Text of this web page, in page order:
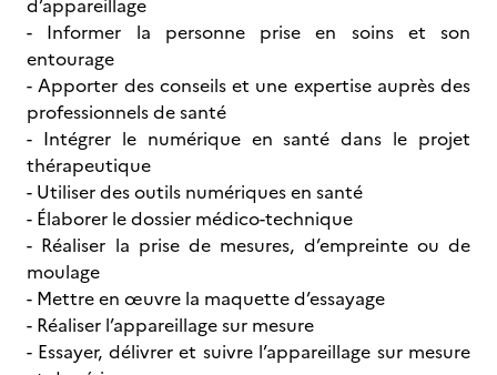
d’appareillage
- Informer la personne prise en soins et son
entourage
- Apporter des conseils et une expertise auprès des
professionnels de santé
- Intégrer le numérique en santé dans le projet
thérapeutique
- Utiliser des outils numériques en santé
- Élaborer le dossier médico-technique
- Réaliser la prise de mesures, d’empreinte ou de
moulage
- Mettre en œuvre la maquette d’essayage
- Réaliser l’appareillage sur mesure
- Essayer, délivrer et suivre l’appareillage sur mesure